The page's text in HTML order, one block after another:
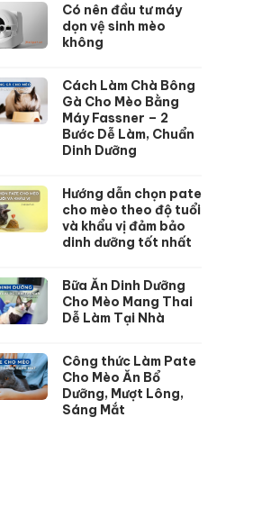
Có nên đầu tư máy
dọn vệ sinh mèo
không
Cách Làm Chà Bông
Gà Cho Mèo Bằng
Máy Fassner – 2
Bước Dễ Làm, Chuẩn
Dinh Dưỡng
Hướng dẫn chọn pate
cho mèo theo độ tuổi
và khẩu vị đảm bảo
dinh dưỡng tốt nhất
Bữa Ăn Dinh Dưỡng
Cho Mèo Mang Thai
Dễ Làm Tại Nhà
Công thức Làm Pate
Cho Mèo Ăn Bổ
Dưỡng, Mượt Lông,
Sáng Mắt